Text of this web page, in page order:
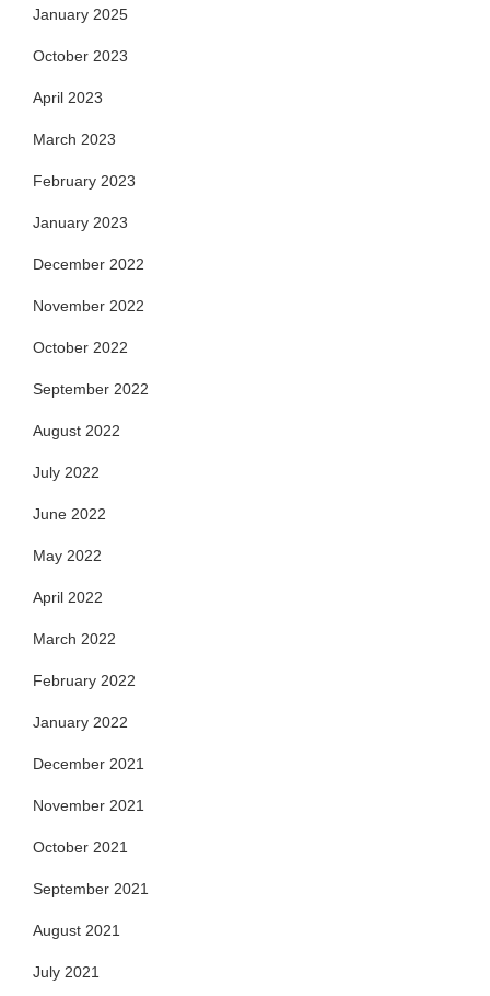
January 2025
October 2023
April 2023
March 2023
February 2023
January 2023
December 2022
November 2022
October 2022
September 2022
August 2022
July 2022
June 2022
May 2022
April 2022
March 2022
February 2022
January 2022
December 2021
November 2021
October 2021
September 2021
August 2021
July 2021